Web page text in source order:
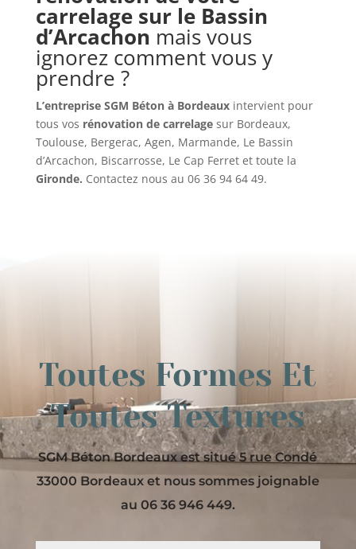
carrelage sur le Bassin
d’Arcachon mais vous
ignorez comment vous y
prendre ?
L’entreprise SGM Béton à Bordeauxintervient pour
tous vos rénovation de carrelage sur Bordeaux,
Toulouse, Bergerac, Agen, Marmande, Le Bassin
d’Arcachon, Biscarrosse, Le Cap Ferret et toute la
Gironde. Contactez nous au 06 36 94 64 49.
Toutes Formes Et
Toutes Textures
SGM Béton Bordeaux est situé 5 rue Condé
33000 Bordeaux et nous sommes joignable
au 06 36 946 449.